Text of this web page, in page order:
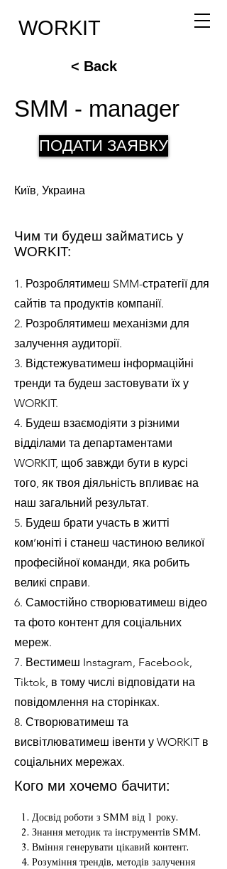
WORKIT
< Back
SMM - manager
ПОДАТИ ЗАЯВКУ
Київ, Украина
Чим ти будеш займатись у
WORKIT:
1. Розроблятимеш SMM-стратегії для
сайтів та продуктів компанії.
2. Розроблятимеш механізми для
залучення аудиторії.
3. Відстежуватимеш інформаційні
тренди та будеш застовувати їх у
WORKIT.
4. Будеш взаємодіяти з різними
відділами та департаментами
WORKIT, щоб завжди бути в курсі
того, як твоя діяльність впливає на
наш загальний результат.
5. Будеш брати участь в житті
ком’юніті і станеш частиною великої
професійної команди, яка робить
великі справи.
6. Самостійно створюватимеш відео
та фото контент для соціальних
мереж.
7. Вестимеш Instagram, Facebook,
Tiktok, в тому числі відповідати на
повідомлення на сторінках.
8. Створюватимеш та
висвітлюватимеш івенти у WORKIT в
соціальних мережах.
Кого ми хочемо бачити:
1. Досвід роботи з SMM від 1 року.
2. Знання методик та інструментів SMM.
3. Вміння генерувати цікавий контент.
4. Розуміння трендів, методів залучення